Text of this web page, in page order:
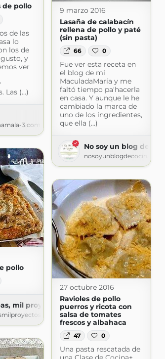
de pollo
de las
lo
los de
y
ver
Las (...)
3.com
9 marzo 2016
Lasaña de calabacín
rellena de pollo y paté
(sin pasta)
66 0
Fue ver esta receta en
el blog de mi
MaculadaMaría y me
faltó tiempo pa'hacerla
en casa. Y aunque le he
cambiado la marca de
uno de los ingredientes,
que ella (...)
No soy un blog de
pollo
mil proyectos
27 octubre 2016
Ravioles de pollo
puerros y ricota con
salsa de tomates
frescos y albahaca
47 0
Una pasta rescatada de